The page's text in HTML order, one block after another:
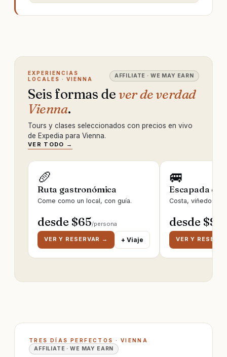
EXPERIENCIAS
LOCALES · VIENNA
AFFILIATE · WE MAY EARN
Seis formas de ver de verdad
Vienna.
Tours y clases seleccionados con precios en vivo
de Expedia para Vienna.
VER TODO →
🥖
Ruta gastronómica
Come como un local, con guía.
desde $65/persona
VER Y RESERVAR → + Viaje
🚐
Escapada de
Costa, viñedos,
desde $95
VER Y
TRES DÍAS PERFECTOS · VIENNA
AFFILIATE · WE MAY EARN